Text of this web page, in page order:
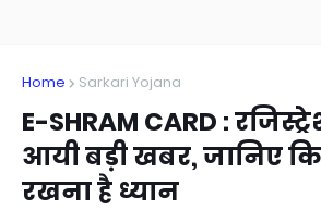
Home Sarkari Yojana
E-SHRAM CARD :
आयी बड़ी खबर, जानिए
रखना है ध्यान